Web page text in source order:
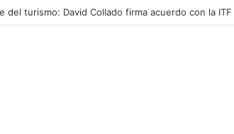
del turismo: David Collado firma acuerdo con la